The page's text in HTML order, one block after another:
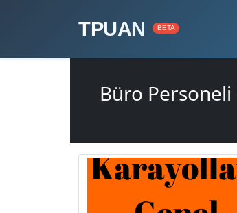
TPUAN BETA
Büro Personeli